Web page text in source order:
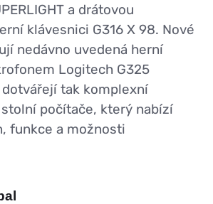
a drátovou
klávesnici G316 X 98. Nové
nedávno uvedená herní
Logitech G325
dotvářejí tak komplexní
počítače, který nabízí
funkce a možnosti